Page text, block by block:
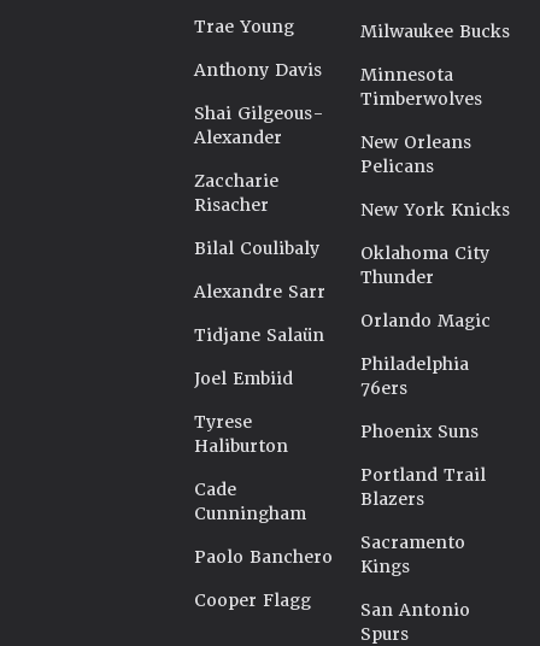
Trae Young
Anthony Davis
Shai Gilgeous-
Alexander
Zaccharie
Risacher
Bilal Coulibaly
Alexandre Sarr
Tidjane Salaün
Joel Embiid
Tyrese
Haliburton
Cade
Cunningham
Paolo Banchero
Cooper Flagg
Milwaukee Bucks
Minnesota
Timberwolves
New Orleans
Pelicans
New York Knicks
Oklahoma City
Thunder
Orlando Magic
Philadelphia
76ers
Phoenix Suns
Portland Trail
Blazers
Sacramento
Kings
San Antonio
Spurs